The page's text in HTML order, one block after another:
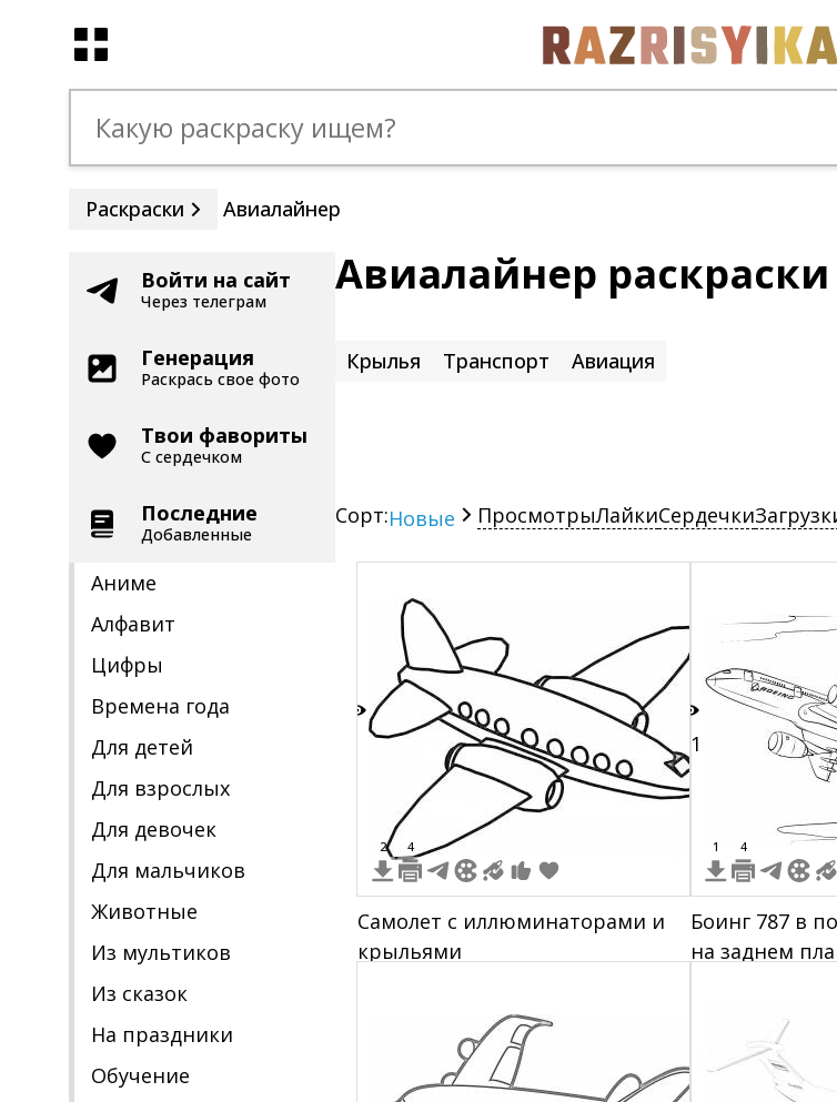
Раскраски Авиалайнер
Войти на сайт
Через телеграм
Генерация
Раскрась свое фото
Твои фавориты
С сердечком
Последние
Добавленные
Аниме
Алфавит
Цифры
Времена года
Для детей
Для взрослых
Для девочек
Для мальчиков
Животные
Из мультиков
Из сказок
На праздники
Обучение
Авиалайнер раскраски
Крылья Транспорт Авиация
Сорт:Новые ПросмотрыЛайкиСердечки
2 4
Самолет с иллюминаторами и
крыльями
11
1 4
Боинг 787 в
на заднем